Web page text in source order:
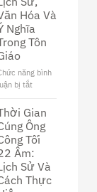
Của
Phim
Sex
Thầy
Hóa Và
Nghĩa
Tôn
năng bình
bị tắt
Dường
Dụng
Dương
Vật:
Lịch
Sử,
Gian
Ông
Tối
Âm:
Sử Và
Thực